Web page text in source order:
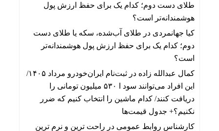
طلای دست دوم؛ کدام یک برای حفظ ارزش پول
هوشمندانه‌تر است؟
کیا جهانمردی در طلای آب‌شده، سکه یا طلای دست
دوم؛ کدام یک برای حفظ ارزش پول هوشمندانه‌تر
است؟
کمال عبدالله زاده در
ثبت‌نام ایران‌خودرو مرداد ۱۴۰۵/
این افراد می‌توانند سود ا ۵۳۰ میلیون تومانی را
دریافت کنند/ کدام ماشین را انتخاب کنیم که ضرر
نکنیم؟+ جدول قیمت‌ها
کارشناس روابط عمومی در راحت ترین و نرم ترین